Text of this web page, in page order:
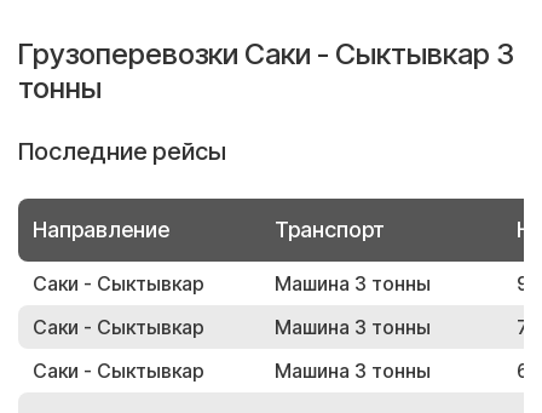
Грузоперевозки Саки - Сыктывкар 3
тонны
Последние рейсы
Направление Транспорт
Саки - Сыктывкар Машина 3 тонны
Саки - Сыктывкар
Машина 3 тонны
Саки - Сыктывкар
Машина 3 тонны